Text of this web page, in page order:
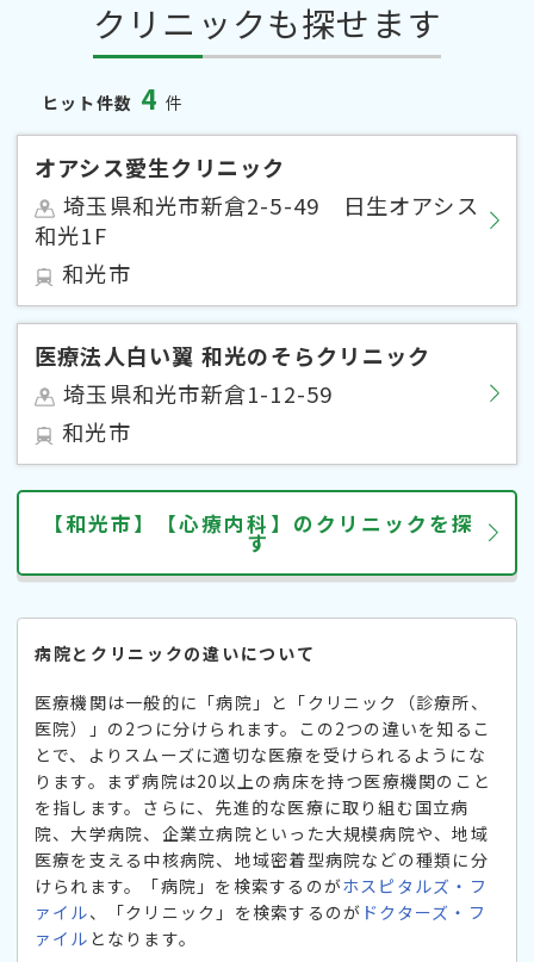
クリニックも探せます
ヒット件数 4 件
オアシス愛生クリニック
埼玉県和光市新倉2-5-49 日生オアシス
和光1F
和光市
医療法人白い翼 和光のそらクリニック
埼玉県和光市新倉1-12-59
和光市
【和光市】【心療内科】のクリニックを探
す
病院とクリニックの違いについて
医療機関は一般的に「病院」と「クリニック（診療所、
医院）」の2つに分けられます。この2つの違いを知るこ
とで、よりスムーズに適切な医療を受けられるようにな
ります。まず病院は20以上の病床を持つ医療機関のこと
を指します。さらに、先進的な医療に取り組む国立病
院、大学病院、企業立病院といった大規模病院や、地域
医療を支える中核病院、地域密着型病院などの種類に分
けられます。「病院」を検索するのがホスピタルズ・フ
ァイル、「クリニック」を検索するのが ドクターズ・フ
ァイル となります。